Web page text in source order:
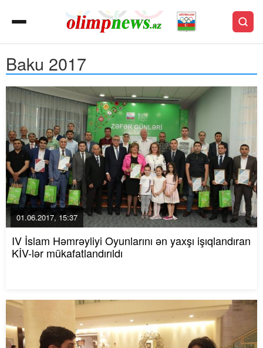
Baku 2017
01.06.2017, 15:37
IV İslam Həmrəyliyi Oyunlarını ən yaxşı işıqlandıran
KİV-lər mükafatlandırıldı